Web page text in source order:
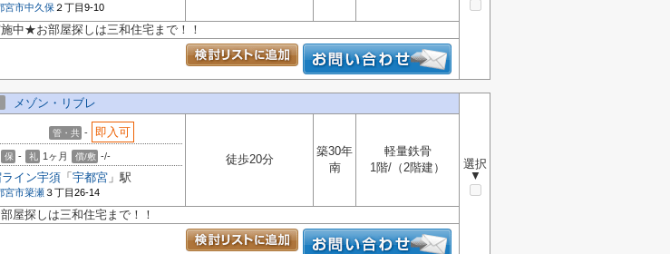
宮市中久保 ２丁目9-10
中★お部屋探しは三和住宅まで！！
メゾン・リブレ
選択
▼
管・共 - 即入可
保 - 礼 1ヶ月 償/敷 -/-
イン宇須 「 宇都宮 」駅
宮市簗瀬３丁目26-14
徒歩20分
築30年
南
軽量鉄骨
1階/（2階建）
屋探しは三和住宅まで！！